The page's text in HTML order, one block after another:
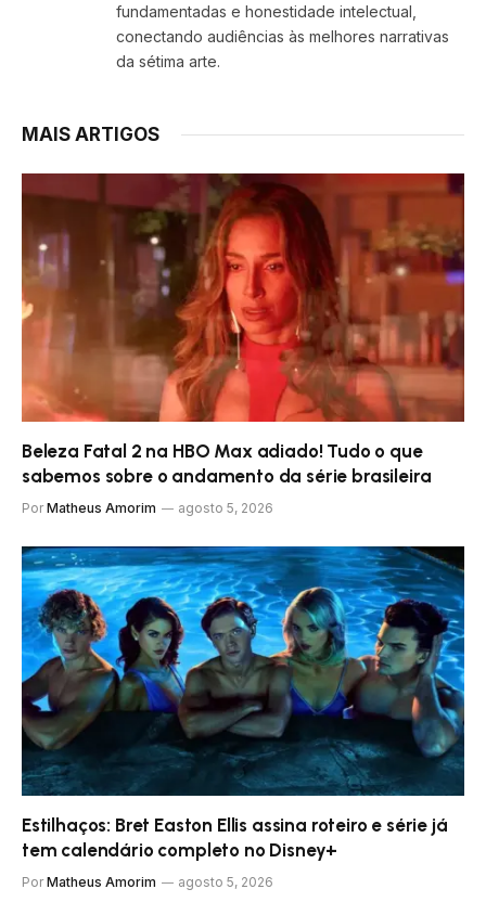
fundamentadas e honestidade intelectual,
conectando audiências às melhores narrativas
da sétima arte.
MAIS ARTIGOS
Beleza Fatal 2 na HBO Max adiado! Tudo o que
sabemos sobre o andamento da série brasileira
Por Matheus Amorim agosto 5, 2026
Estilhaços: Bret Easton Ellis assina roteiro e série já
tem calendário completo no Disney+
Por Matheus Amorim agosto 5, 2026